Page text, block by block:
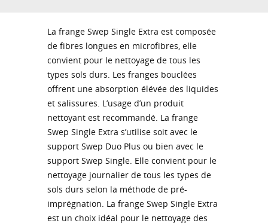
La frange Swep Single Extra est composée
de fibres longues en microfibres, elle
convient pour le nettoyage de tous les
types sols durs. Les franges bouclées
offrent une absorption élévée des liquides
et salissures. L’usage d’un produit
nettoyant est recommandé. La frange
Swep Single Extra s’utilise soit avec le
support Swep Duo Plus ou bien avec le
support Swep Single. Elle convient pour le
nettoyage journalier de tous les types de
sols durs selon la méthode de pré-
imprégnation. La frange Swep Single Extra
est un choix idéal pour le nettoyage des